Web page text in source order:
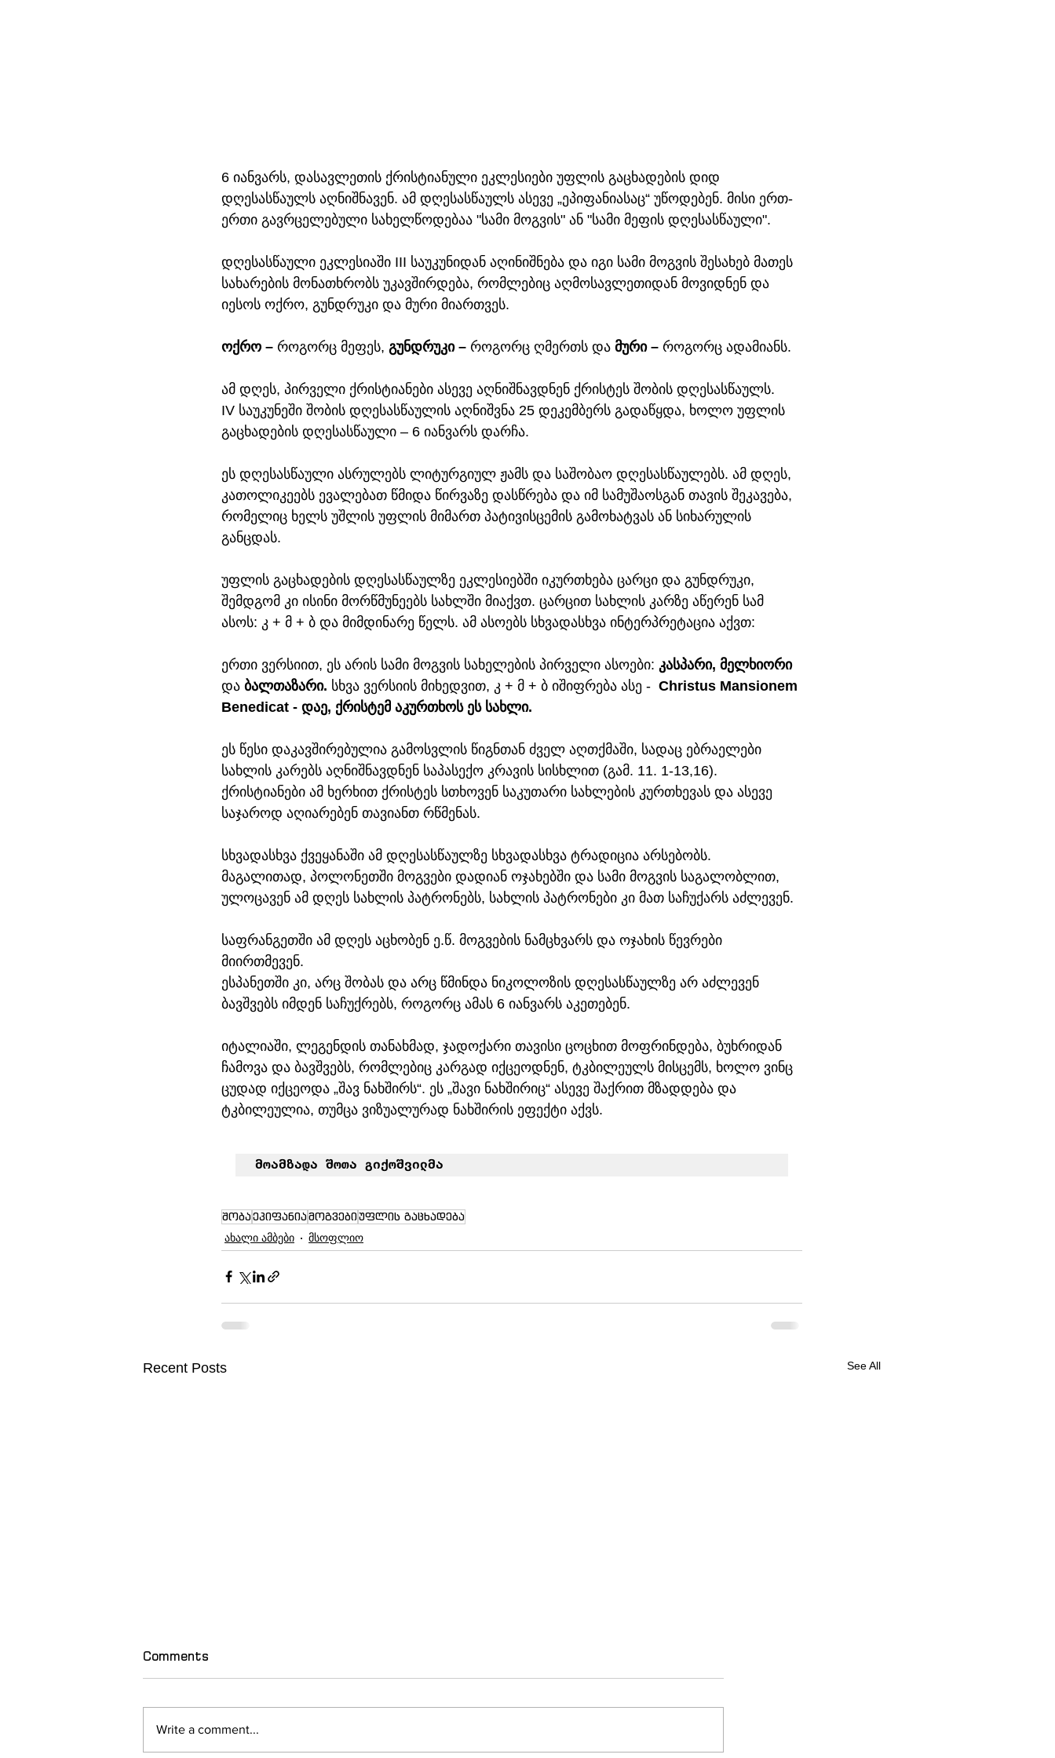
6 იანვარს, დასავლეთის ქრისტიანული ეკლესიები უფლის გაცხადების დიდ
დღესასწაულს აღნიშნავენ. ამ დღესასწაულს ასევე „ეპიფანიასაც“ უწოდებენ. მისი ერთ-
ერთი გავრცელებული სახელწოდებაა "სამი მოგვის" ან "სამი მეფის დღესასწაული".
დღესასწაული ეკლესიაში III საუკუნიდან აღინიშნება და იგი სამი მოგვის შესახებ მათეს
სახარების მონათხრობს უკავშირდება, რომლებიც აღმოსავლეთიდან მოვიდნენ და
იესოს ოქრო, გუნდრუკი და მური მიართვეს.
ოქრო – როგორც მეფეს, გუნდრუკი – როგორც ღმერთს და მური – როგორც ადამიანს.
ამ დღეს, პირველი ქრისტიანები ასევე აღნიშნავდნენ ქრისტეს შობის დღესასწაულს.
IV საუკუნეში შობის დღესასწაულის აღნიშვნა 25 დეკემბერს გადაწყდა, ხოლო უფლის
გაცხადების დღესასწაული – 6 იანვარს დარჩა.
ეს დღესასწაული ასრულებს ლიტურგიულ ჟამს და საშობაო დღესასწაულებს. ამ დღეს,
კათოლიკეებს ევალებათ წმიდა წირვაზე დასწრება და იმ სამუშაოსგან თავის შეკავება,
რომელიც ხელს უშლის უფლის მიმართ პატივისცემის გამოხატვას ან სიხარულის
განცდას.
უფლის გაცხადების დღესასწაულზე ეკლესიებში იკურთხება ცარცი და გუნდრუკი,
შემდგომ კი ისინი მორწმუნეებს სახლში მიაქვთ. ცარცით სახლის კარზე აწერენ სამ
ასოს: კ + მ + ბ და მიმდინარე წელს. ამ ასოებს სხვადასხვა ინტერპრეტაცია აქვთ:
ერთი ვერსიით, ეს არის სამი მოგვის სახელების პირველი ასოები: კასპარი, მელხიორი
და ბალთაზარი. სხვა ვერსიის მიხედვით, კ + მ + ბ იშიფრება ასე - Christus Mansionem
Benedicat - დაე, ქრისტემ აკურთხოს ეს სახლი.
ეს წესი დაკავშირებულია გამოსვლის წიგნთან ძველ აღთქმაში, სადაც ებრაელები
სახლის კარებს აღნიშნავდნენ საპასექო კრავის სისხლით (გამ. 11. 1-13,16).
ქრისტიანები ამ ხერხით ქრისტეს სთხოვენ საკუთარი სახლების კურთხევას და ასევე
საჯაროდ აღიარებენ თავიანთ რწმენას.
სხვადასხვა ქვეყანაში ამ დღესასწაულზე სხვადასხვა ტრადიცია არსებობს.
მაგალითად, პოლონეთში მოგვები დადიან ოჯახებში და სამი მოგვის საგალობლით,
ულოცავენ ამ დღეს სახლის პატრონებს, სახლის პატრონები კი მათ საჩუქარს აძლევენ.
საფრანგეთში ამ დღეს აცხობენ ე.წ. მოგვების ნამცხვარს და ოჯახის წევრები
მიირთმევენ.
ესპანეთში კი, არც შობას და არც წმინდა ნიკოლოზის დღესასწაულზე არ აძლევენ
ბავშვებს იმდენ საჩუქრებს, როგორც ამას 6 იანვარს აკეთებენ.
იტალიაში, ლეგენდის თანახმად, ჯადოქარი თავისი ცოცხით მოფრინდება, ბუხრიდან
ჩამოვა და ბავშვებს, რომლებიც კარგად იქცეოდნენ, ტკბილეულს მისცემს, ხოლო ვინც
ცუდად იქცეოდა „შავ ნახშირს“. ეს „შავი ნახშირიც“ ასევე შაქრით მზადდება და
ტკბილეულია, თუმცა ვიზუალურად ნახშირის ეფექტი აქვს.
მოამზადა შოთა გიქოშვილმა
შობაეპიფანიამოგვებიუფლის გაცხადება
ახალი ამბები მსოფლიო
Recent Posts See All
Comments
Write a comment...